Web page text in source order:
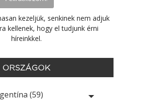
kezeljük, senkinek nem adjuk
kellenek, hogy el tudjunk érni
híreinkkel.
ORSZÁGOK
(59)